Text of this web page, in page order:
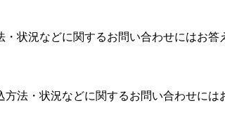
状況などに関するお問い合わせにはお答
法・状況などに関するお問い合わせに